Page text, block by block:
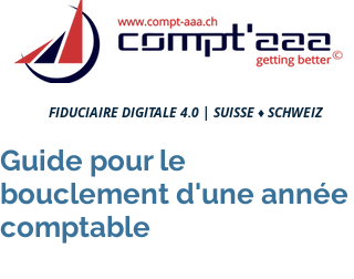
FIDUCIAIRE DIGITALE 4.0 | SUISSE ♦ SCHWEIZ
Guide pour le
bouclement d'une année
comptable